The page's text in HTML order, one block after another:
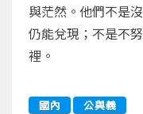
與茫然。他們不是
仍能兌現；不是不
裡。
國內 公與義